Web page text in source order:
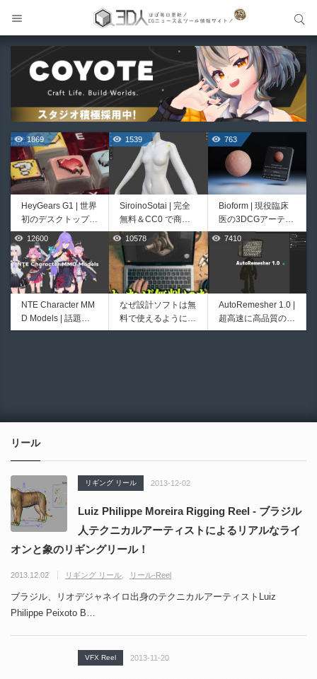
1869
HeyGears G1 | 世界
初のデスクトップ型
フルカラー3D＆UV
統合型プリンターが
登場！
1539
SiroinoSotai | 完全
無料＆CC0 で商用
利用OKなVRChat向
け共通素体3Dモデ
ルが正式リリース！
程よいポリ数＆トポ
ロジーにも注目！
763
Bioform | 現役臨床
医の3DCGアーティ
ストが実際の解剖学
に基づいて構築した
プロシージャルな生
物学的Blenderマテ
リアルアセットアド
オン！無料お試し版
もあるよ！
499
Unityエフェクトレ
シピブック パーツ
を組み合わせて作れ
400
Directive Utilities |
ブループリントライ
ブラリやエディタス
12600
NTE Character MM
D Models | 話題の
ゲーム『NTE（Nev
10578
なぜ設計ソフトは無
料で使えるようにな
ったのか──3D-CA
7410
AutoRemesher 1.0 |
超高速に高品質のク
ワッドポリゴンでリ
能な伸縮式ライトセ
ーバーの開発メイキ
nderのドキュメン
er向けAIエージェン
CGMatter
リール
リギング リール 2013-12-02
Luiz Philippe Moreira Rigging Reel - ブラジル
人テクニカルアーティストによるリアルなライ
オンと象のリギングリール！
2013.12.02 リギング リール リール-Reel
ブラジル、リオデジャネイロ出身のテクニカルアーティストLuiz
Philippe Peixoto B…
VFX Reel 2013-11-20
サイト内検索